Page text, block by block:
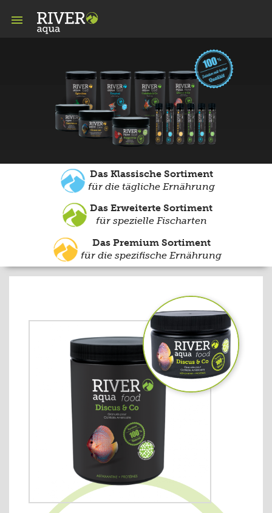

Das Klassische Sortiment
für die tägliche Ernährung
Das Erweiterte Sortiment
für spezielle Fischarten
Das Premium Sortiment
für die spezifische Ernährung